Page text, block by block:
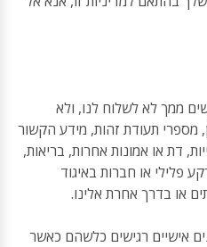
ממך לא לשלוח לנו, ולא
מספרי תעודת זהות, מידע הקשור
דת או אמונות אחרות, בריאות,
פלילי או חברות באיגוד
או בדרך אחרת אלינו.
אישיים רגישים כלשהם כאשר